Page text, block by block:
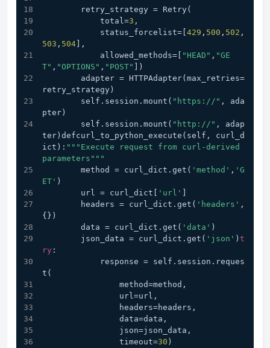
        retry_strategy = Retry(
            total=
3 ,
            status_forcelist=[
429 , 500 , 502 ,
503 , 504 ],
            allowed_methods=[
"HEAD" , "GE
T" , "OPTIONS" , "POST"
])
retry_strategy)
        self.session.mount(
"https://" , ada
pter)
        self.session.mount(
"http://" , adap
ter)defcurl_to_python_execute(self, curl_d
ict): """Execute request from curl-derived
parameters"""
        method = curl_dict.get(
'method' , 'G
ET' )
        url = curl_dict[
'url'
        headers = curl_dict.get(
'headers' ,
{})
        data = curl_dict.get(
'data' )
        json_data = curl_dict.get(
'json' ) t
ry :
t(
                method=method,
                url=url,
                headers=headers,
                data=data,
                json=json_data,
                timeout=
30 )